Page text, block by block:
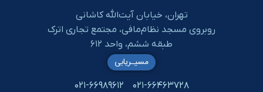
تهران، خیابان آیت‌الله کاشانی
روبروی مسجد نظام‌مافی، مجتمع تجاری اترک
طبقه ششم، واحد ۶۱۲
۰۲۱-۶۶۴۶۳۷۲۸
۰۲۱-۶۶۹۸۹۶۱۲
مسیـریابی